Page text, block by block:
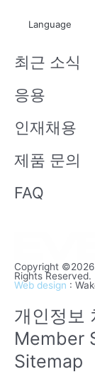
u
e
i
n
Language
최근 소식
응용
인재채용
제품 문의
FAQ
Copyright
Rights Reserved.
Web design :
개인정보
Member
Sitemap